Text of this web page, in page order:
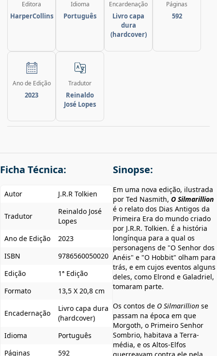
Editora
HarperCollins
Idioma
Português
Encardenação
Livro capa
dura
(hardcover)
Páginas
592
Ano de Edição
2023
Tradutor
Reinaldo
José Lopes
Ficha Técnica:
Autor J.R.R Tolkien
Tradutor
Reinaldo José
Lopes
Ano de Edição
2023
ISBN
9786560050020
Edição
1ª Edição
Formato
13,5 X 20,8 cm
Encadernação
Livro capa dura
(hardcover)
Idioma
Português
Páginas
592
Sinopse:
Em uma nova edição, ilustrada
por Ted Nasmith, O Silmarillion
é o relato dos Dias Antigos da
Primeira Era do mundo criado
por J.R.R. Tolkien. É a história
longínqua para a qual os
personagens de "O Senhor dos
Anéis" e "O Hobbit" olham para
trás, e em cujos eventos alguns
deles, como Elrond e Galadriel,
tomaram parte.
Os contos de O Silmarillion se
passam na época em que
Morgoth, o Primeiro Senhor
Sombrio, habitava a Terra-
média, e os Altos-Elfos
guerreavam contra ele pela